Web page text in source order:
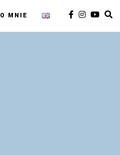
O MNIE